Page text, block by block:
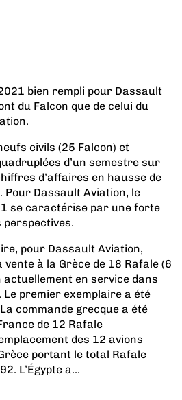
bien rempli pour Dassault
du Falcon que de celui du
civils (25 Falcon) et
d’un semestre sur
d’affaires en hausse de
Pour Dassault Aviation, le
se caractérise par une forte
perspectives.
pour Dassault Aviation,
vente à la Grèce de 18 Rafale (6
actuellement en service dans
Le premier exemplaire a été
commande grecque a été
de 12 Rafale
des 12 avions
portant le total Rafale
L’Égypte a...